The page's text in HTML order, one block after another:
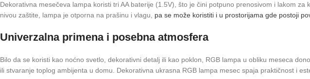
Dekorativna mesečeva lampa koristi tri AA baterije (1.5V), što je čini potpuno prenosivom i lakom
nivou zaštite, lampa je otporna na prašinu i vlagu, pa se može koristiti i u prostorijama gde postoji
Univerzalna primena i posebna atmosfera
Bilo da se koristi kao noćno svetlo, dekorativni detalj ili kao poklon, RGB lampa u obliku meseca
ili stvaranje toplog ambijenta u domu. Dekorativna ukrasna RGB lampa mesec spaja praktičnost i